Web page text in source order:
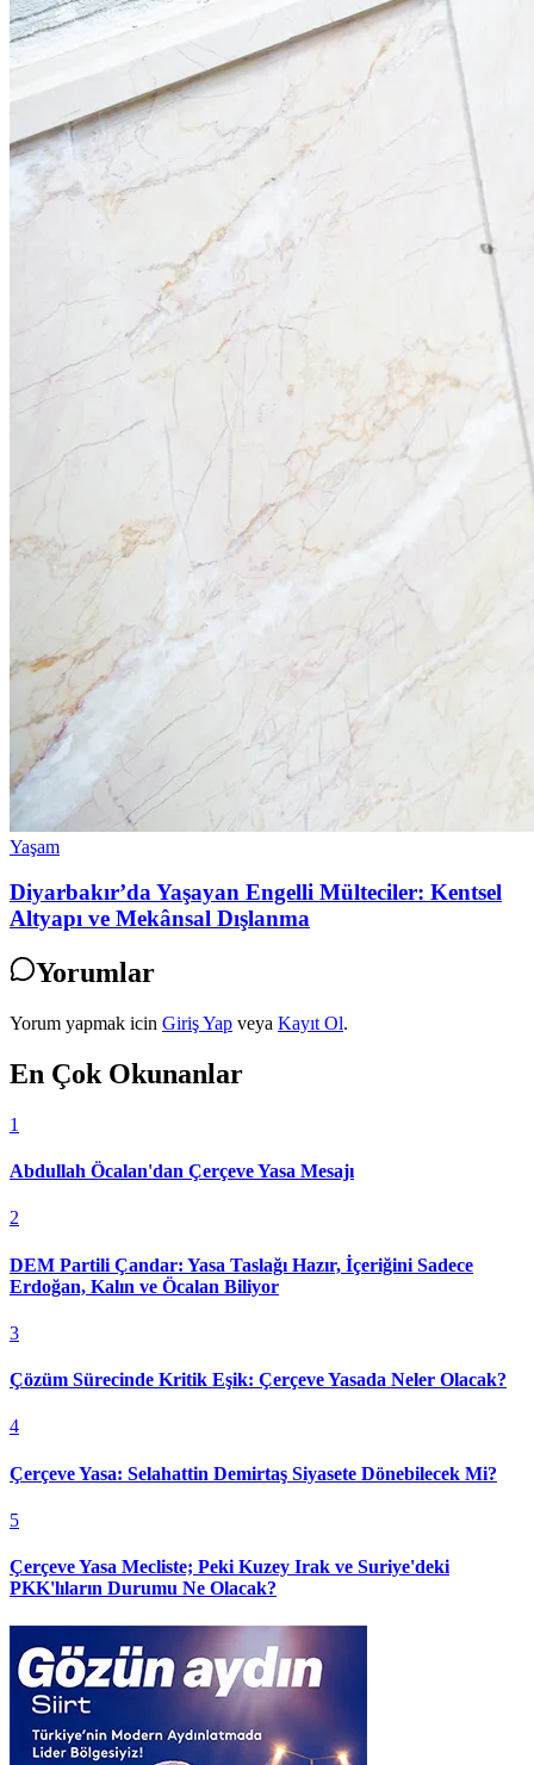
Yaşam
Diyarbakır’da Yaşayan Engelli Mülteciler: Kentsel
Altyapı ve Mekânsal Dışlanma
Yorumlar
Yorum yapmak icin Giriş Yap veya Kayıt Ol.
En Çok Okunanlar
1
Abdullah Öcalan'dan Çerçeve Yasa Mesajı
2
DEM Partili Çandar: Yasa Taslağı Hazır, İçeriğini Sadece
Erdoğan, Kalın ve Öcalan Biliyor
3
Çözüm Sürecinde Kritik Eşik: Çerçeve Yasada Neler Olacak?
4
Çerçeve Yasa: Selahattin Demirtaş Siyasete Dönebilecek Mi?
5
Çerçeve Yasa Mecliste; Peki Kuzey Irak ve Suriye'deki
PKK'lıların Durumu Ne Olacak?